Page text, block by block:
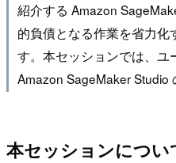
紹介する Amazon
的負債となる作業を省力化
す。本セッションでは、ユ
Amazon SageMaker Studio
本セッションについ